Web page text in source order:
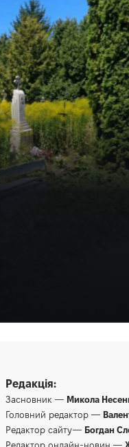
Редакція:
Засновник — Микола
Головний редактор —
Редактор сайту— Богдан
Редактор онлайн-новин —